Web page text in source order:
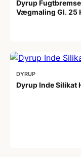
Dyrup
Vægmaling Gl. 25
DYRUP
Dyrup Inde Silikat